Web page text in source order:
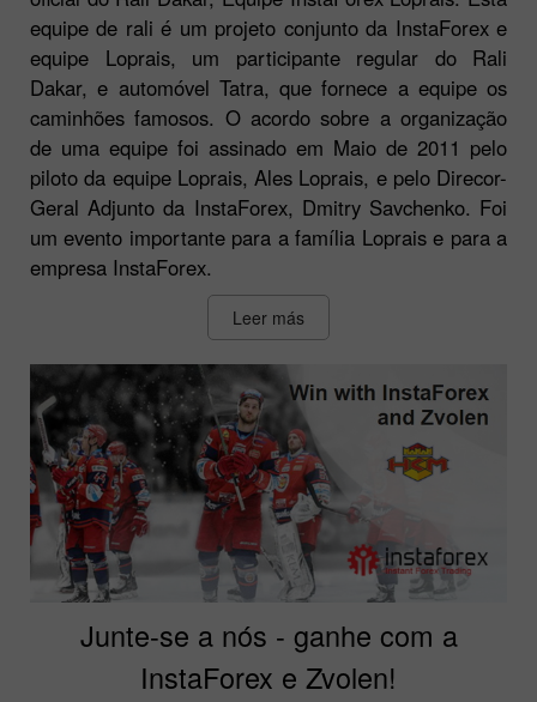
equipe de rali é um projeto conjunto da InstaForex e
equipe Loprais, um participante regular do Rali
Dakar, e automóvel Tatra, que fornece a equipe os
caminhões famosos. O acordo sobre a organização
de uma equipe foi assinado em Maio de 2011 pelo
piloto da equipe Loprais, Ales Loprais, e pelo Direcor-
Geral Adjunto da InstaForex, Dmitry Savchenko. Foi
um evento importante para a família Loprais e para a
empresa InstaForex.
Leer más
Junte-se a nós - ganhe com a
InstaForex e Zvolen!